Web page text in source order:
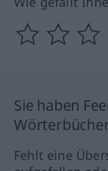
Sie haben
Fehlt eine